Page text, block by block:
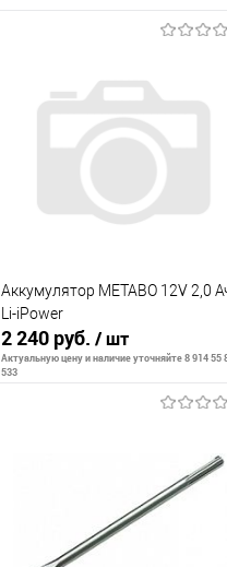
Аккумулятор METABO 12V 2,0
Li-iPower
2 240 руб. / шт
Актуальную цену и наличие уточняйте 8 914 55
533
В избранное